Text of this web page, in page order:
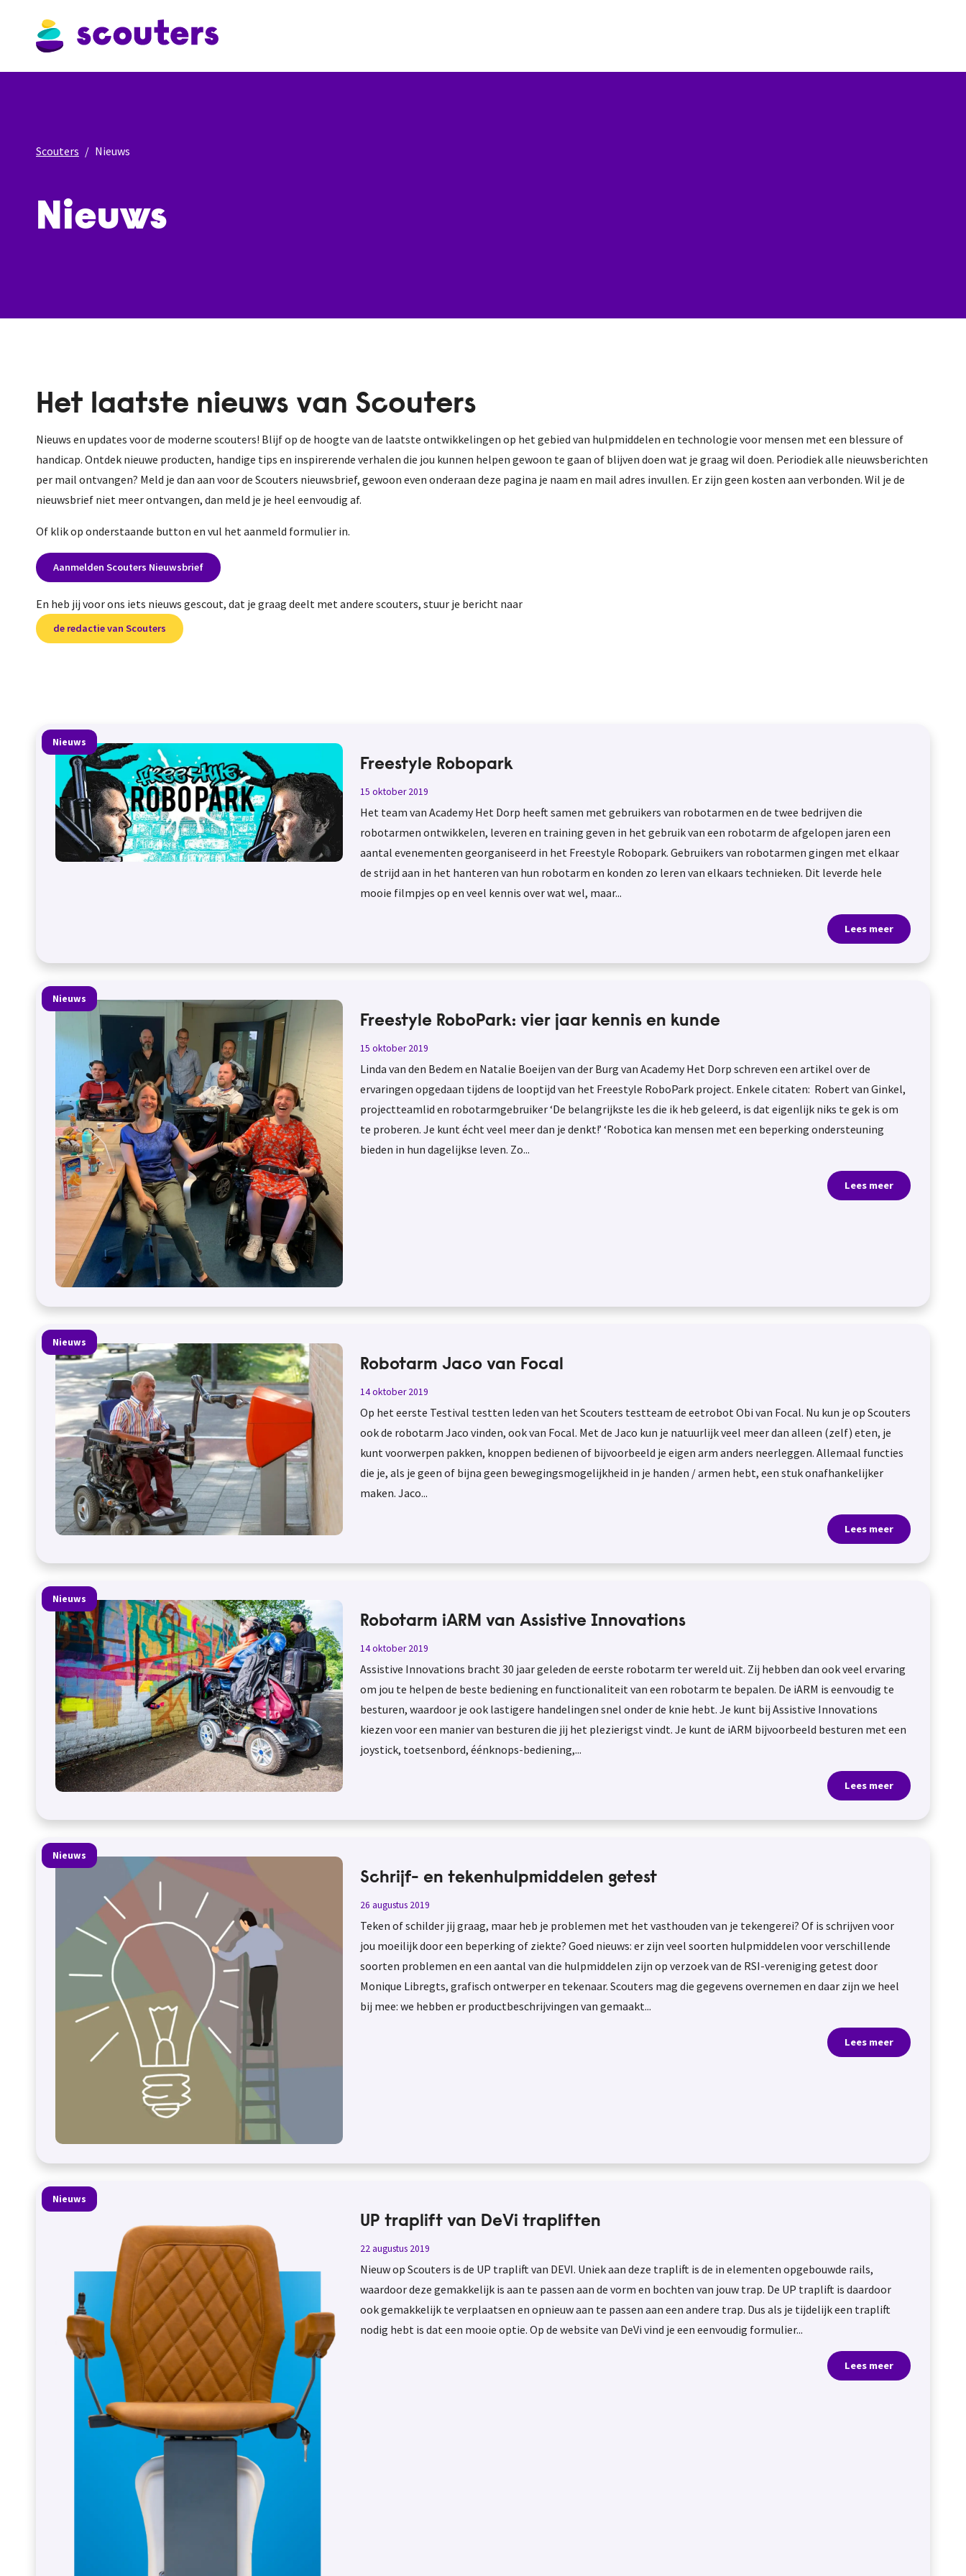
Scouters Nieuws
Nieuws
Het laatste nieuws van Scouters
Nieuws en updates voor de moderne scouters! Blijf op de hoogte van de laatste ontwikkelingen op het gebied van hulpmiddelen en technologie voor mensen met een blessure of
handicap. Ontdek nieuwe producten, handige tips en inspirerende verhalen die jou kunnen helpen gewoon te gaan of blijven doen wat je graag wil doen. Periodiek alle nieuwsberichten
per mail ontvangen? Meld je dan aan voor de Scouters nieuwsbrief, gewoon even onderaan deze pagina je naam en mail adres invullen. Er zijn geen kosten aan verbonden. Wil je de
nieuwsbrief niet meer ontvangen, dan meld je je heel eenvoudig af.
Of klik op onderstaande button en vul het aanmeld formulier in.
Aanmelden Scouters Nieuwsbrief
En heb jij voor ons iets nieuws gescout, dat je graag deelt met andere scouters, stuur je bericht naar
de redactie van Scouters
Nieuws
Freestyle Robopark
15 oktober 2019
Het team van Academy Het Dorp heeft samen met gebruikers van robotarmen en de twee bedrijven die
robotarmen ontwikkelen, leveren en training geven in het gebruik van een robotarm de afgelopen jaren een
aantal evenementen georganiseerd in het Freestyle Robopark. Gebruikers van robotarmen gingen met elkaar
de strijd aan in het hanteren van hun robotarm en konden zo leren van elkaars technieken. Dit leverde hele
mooie filmpjes op en veel kennis over wat wel, maar...
Lees meer
Nieuws
Freestyle RoboPark: vier jaar kennis en kunde
15 oktober 2019
Linda van den Bedem en Natalie Boeijen van der Burg van Academy Het Dorp schreven een artikel over de
ervaringen opgedaan tijdens de looptijd van het Freestyle RoboPark project. Enkele citaten: Robert van Ginkel,
projectteamlid en robotarmgebruiker ‘De belangrijkste les die ik heb geleerd, is dat eigenlijk niks te gek is om
te proberen. Je kunt écht veel meer dan je denkt!’ ‘Robotica kan mensen met een beperking ondersteuning
bieden in hun dagelijkse leven. Zo...
Lees meer
Nieuws
Robotarm Jaco van Focal
14 oktober 2019
Op het eerste Testival testten leden van het Scouters testteam de eetrobot Obi van Focal. Nu kun je op Scouters
ook de robotarm Jaco vinden, ook van Focal. Met de Jaco kun je natuurlijk veel meer dan alleen (zelf) eten, je
kunt voorwerpen pakken, knoppen bedienen of bijvoorbeeld je eigen arm anders neerleggen. Allemaal functies
die je, als je geen of bijna geen bewegingsmogelijkheid in je handen / armen hebt, een stuk onafhankelijker
maken. Jaco...
Lees meer
Nieuws
Robotarm iARM van Assistive Innovations
14 oktober 2019
Assistive Innovations bracht 30 jaar geleden de eerste robotarm ter wereld uit. Zij hebben dan ook veel ervaring
om jou te helpen de beste bediening en functionaliteit van een robotarm te bepalen. De iARM is eenvoudig te
besturen, waardoor je ook lastigere handelingen snel onder de knie hebt. Je kunt bij Assistive Innovations
kiezen voor een manier van besturen die jij het plezierigst vindt. Je kunt de iARM bijvoorbeeld besturen met een
joystick, toetsenbord, éénknops-bediening,...
Lees meer
Nieuws
Schrijf- en tekenhulpmiddelen getest
26 augustus 2019
Teken of schilder jij graag, maar heb je problemen met het vasthouden van je tekengerei? Of is schrijven voor
jou moeilijk door een beperking of ziekte? Goed nieuws: er zijn veel soorten hulpmiddelen voor verschillende
soorten problemen en een aantal van die hulpmiddelen zijn op verzoek van de RSI-vereniging getest door
Monique Libregts, grafisch ontwerper en tekenaar. Scouters mag die gegevens overnemen en daar zijn we heel
bij mee: we hebben er productbeschrijvingen van gemaakt...
Lees meer
Nieuws
UP traplift van DeVi trapliften
22 augustus 2019
Nieuw op Scouters is de UP traplift van DEVI. Uniek aan deze traplift is de in elementen opgebouwde rails,
waardoor deze gemakkelijk is aan te passen aan de vorm en bochten van jouw trap. De UP traplift is daardoor
ook gemakkelijk te verplaatsen en opnieuw aan te passen aan een andere trap. Dus als je tijdelijk een traplift
nodig hebt is dat een mooie optie. Op de website van DeVi vind je een eenvoudig formulier...
Lees meer